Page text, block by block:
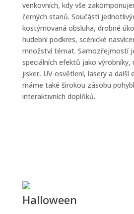
venkovních, kdy vše
černých stanů. Součástí
kostýmovaná obsluha, drobné
hudební podkres, scénické
množství témat. Samozřejmostí
speciálních efektů jako výrobníky,
jisker, UV osvětlení, lasery a další
máme také širokou zásobu
interaktivních doplňků.
Halloween